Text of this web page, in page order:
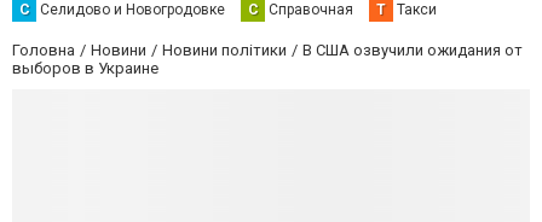
С Селидово и Новогродовке С Справочная Т Такси
Головна Новини Новини політики
В США озвучили ожидания от
выборов в Украине